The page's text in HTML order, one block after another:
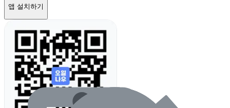
앱 설치하기